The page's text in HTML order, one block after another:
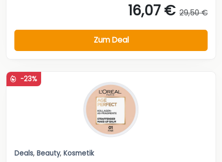
16,07 € 29,50 €
Zum Deal
-23%
Deals, Beauty, Kosmetik